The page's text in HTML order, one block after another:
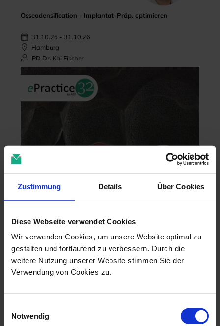
Zustimmung Details Über Cookies
Diese Webseite verwendet Cookies
Wir verwenden Cookies, um unsere Website optimal zu
gestalten und fortlaufend zu verbessern. Durch die
weitere Nutzung unserer Website stimmen Sie der
Verwendung von Cookies zu.
Notwendig
Osseodensification - Implantat-Präp. optimieren
31.10.26 - 31.10.26
Hamburg
PD Dr. Kai Fischer
online
Dr. Christian Leonhardt